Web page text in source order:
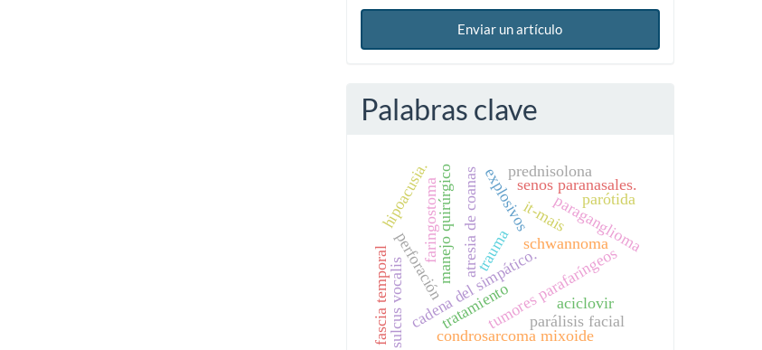
Enviar un artículo
Palabras clave
schwannoma
paraganglioma
tumores parafaríngeos
cadena del simpático.
atresia de coanas
manejo quirúrgico
condrosarcoma mixoide
senos paranasales.
perforación trauma
explosivos
hipoacusia.
sulcus vocalis
fascia temporal parálisis facial
tratamiento
prednisolona
aciclovir
parótida
faringostoma it-mais